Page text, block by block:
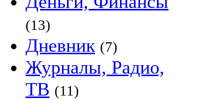
(13)
Дневник (7)
Журналы, Радио,
ТВ (11)